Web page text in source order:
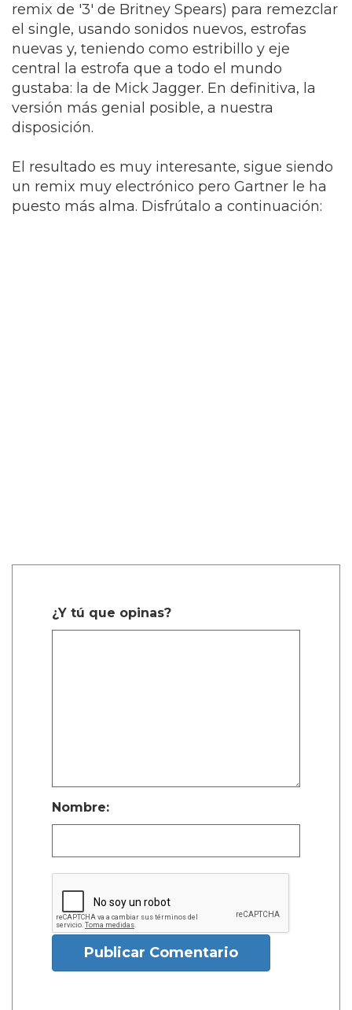
remix de '3' de Britney Spears) para remezclar
el single, usando sonidos nuevos, estrofas
nuevas y, teniendo como estribillo y eje
central la estrofa que a todo el mundo
gustaba: la de Mick Jagger. En definitiva, la
versión más genial posible, a nuestra
disposición.
El resultado es muy interesante, sigue siendo
un remix muy electrónico pero Gartner le ha
puesto más alma. Disfrútalo a continuación:
¿Y tú que opinas?
Nombre:
Publicar Comentario